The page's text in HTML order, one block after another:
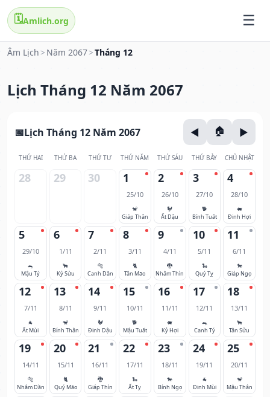
🗓️Amlich.org
Âm Lịch > Năm 2067>Tháng 12
Lịch Tháng 12 Năm 2067
Lịch Tháng 12 Năm 2067
THỨ HAI THỨ BA THỨ TƯ THỨ NĂM THỨ SÁU THỨ BẢY CHỦ NHẬT
28 29 30 1
25/10
🐒
Giáp Thân
2
26/10
🐓
Ất Dậu
3
27/10
🐕
Bính Tuất
4
28/10
🐖
Đinh Hợi
5
29/10
🐀
Mậu Tý
6
1/11
🐂
Kỷ Sửu
7
2/11
🐅
Canh Dần
8
3/11
🐈
Tân Mão
9
4/11
🐉
Nhâm Thìn
10
5/11
🐍
Quý Tỵ
11
6/11
🐎
Giáp Ngọ
12
7/11
🐐
Ất Mùi
13
8/11
🐒
Bính Thân
14
9/11
🐓
Đinh Dậu
15
10/11
🐕
Mậu Tuất
16
11/11
🐖
Kỷ Hợi
17
12/11
🐀
Canh Tý
18
13/11
🐂
Tân Sửu
19
14/11
🐅
Nhâm Dần
20
15/11
🐈
Quý Mão
21
16/11
🐉
Giáp Thìn
22
17/11
🐍
Ất Tỵ
23
18/11
🐎
Bính Ngọ
24
19/11
🐐
Đinh Mùi
25
20/11
🐒
Mậu Thân